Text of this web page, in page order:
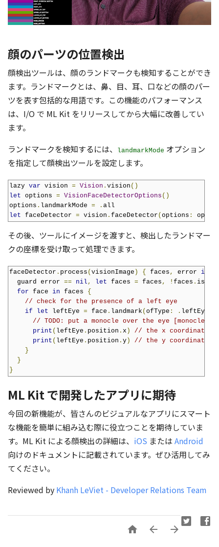
顔のパーツの位置検出
顔検出ツールは、顔のランドマークも検知することができ
ます。ランドマークとは、鼻、目、耳、口などの顔のパー
ツを表す包括的な用語です。この機能のパフォーマンス
は、I/O で ML Kit をリリースしてから大幅に改善してい
ます。
ランドマークを検知するには、
landmarkMode オプション
を指定して顔検出ツールを設定します。
lazy var vision = Vision . vision ()
let options = VisionFaceDetectorOptions ()
options . landmarkMode = .
let faceDetector = vision . faceDetector ( options :
その後、ツールにイメージを渡すと、検出したランドマー
クの座標を受け取って処理できます。
faceDetector . process ( visionImage ) { faces , error in
  guard error
== nil , let faces = faces , ! faces .
for face in faces {
// check for the presence of a left eye
if
let leftEye = face . landmark ( ofType : . leftEye
// TODO: put a monocle over the eye [monocle
print ( leftEye . position . x )
// the x coordinate
print ( leftEye . position . y )
// the y coordinate
}
}
}
ML Kit で開発したアプリに期待
今回の新機能が、皆さんのビジュアルなアプリにスマート
な機能を簡単に組み込む際に役立つことを期待していま
す。ML Kit による顔検出の詳細は、 iOS または Android
向けのドキュメントに記載されています。ぜひ活用してみ
てください。
Reviewed by Khanh LeViet - Developer Relations Team
  